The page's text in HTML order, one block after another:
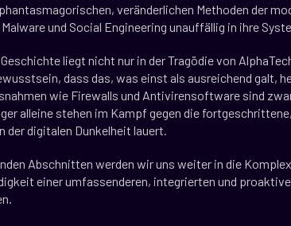
veränderlichen Methoden der
und Social Engineering unauffällig in ihre
liegt nicht nur in der Tragödie von
dass das, was einst als ausreichend galt,
wie Firewalls und Antivirensoftware sind
alleine stehen im Kampf gegen die
der digitalen Dunkelheit lauert.
Abschnitten werden wir uns weiter in die
einer umfassenderen, integrierten und